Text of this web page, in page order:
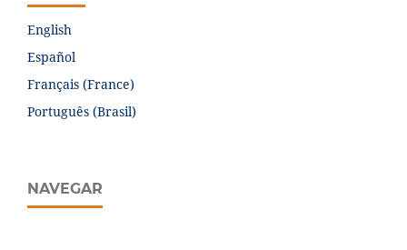
English
Español
Français (France)
Português (Brasil)
NAVEGAR